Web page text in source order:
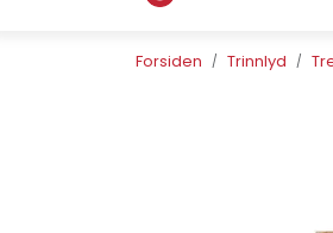
Forsiden Trinnlyd